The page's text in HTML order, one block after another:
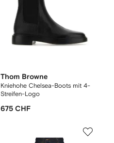
Thom Browne
Kniehohe Chelsea-Boots mit 4-
Streifen-Logo
675 CHF